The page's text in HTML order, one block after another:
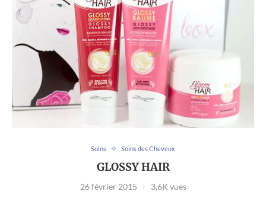
Soins Soins des Cheveux
GLOSSY HAIR
26 février 2015 3,6K vues